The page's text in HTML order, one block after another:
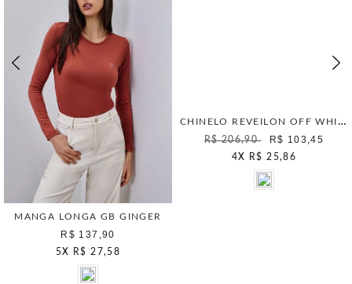
MANGA LONGA GB GINGER
R$ 137,90
5X R$ 27,58
CHINELO REVEILON OFF WHITE
R$ 206,90 R$ 103,45
4X R$ 25,86